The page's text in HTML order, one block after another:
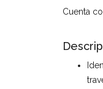
Cuenta